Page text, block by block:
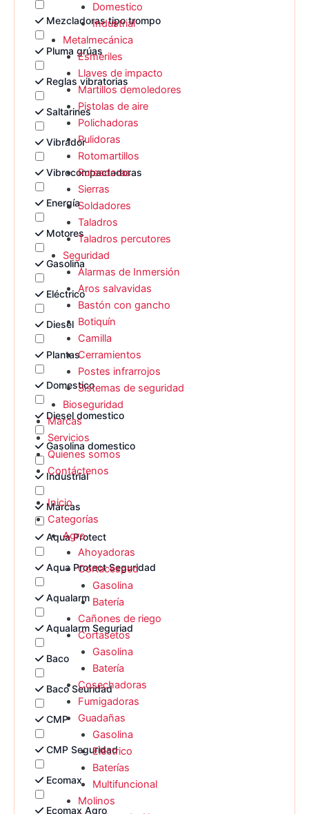
Mezcladoras tipo trompo
Pluma grúas
Reglas vibratorias
Saltarines
Vibrador
Vibrocompactadoras
Energía
Motores
Gasolina
Eléctrico
Diesel
Plantas
Domestico
Diesel domestico
Gasolina domestico
Industrial
Marcas
Aqua Protect
Aqua Protect Seguridad
Aqualarm
Aqualarm Seguriad
Baco
Baco Seuridad
CMP
CMP Seguridad
Ecomax
Ecomax Agro
Domestico
Industrial
Metalmecánica
Esmeriles
Llaves de impacto
Martillos demoledores
Pistolas de aire
Polichadoras
Pulidoras
Rotomartillos
Ruteadoras
Sierras
Soldadores
Taladros
Taladros percutores
Seguridad
Alarmas de Inmersión
Aros salvavidas
Bastón con gancho
Botiquín
Camilla
Cerramientos
Postes infrarrojos
Sistemas de seguridad
Bioseguridad
Marcas
Servicios
Quienes somos
Contáctenos
Inicio
Categorías
Agro
Ahoyadoras
Cortacésped
Gasolina
Batería
Cañones de riego
Cortasetos
Gasolina
Batería
Cosechadoras
Fumigadoras
Guadañas
Gasolina
Eléctrico
Baterías
Multifuncional
Molinos